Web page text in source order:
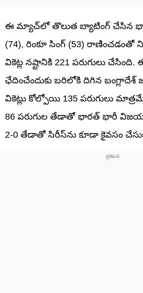
ఈ మ్యాచ్‌లో తొలుత బ్యాటింగ్ చేసిన
(74), రింకూ సింగ్ (53) రాణించడంతో
వికెట్ల నష్టానికి 221 పరుగులు చేసింది.
ఛేదించేందుకు బరిలోకి దిగిన బంగ్లాదేశ్
వికెట్లు కోల్పోయి 135 పరుగులు
86 పరుగుల తేడాతో భారత్ భారీ
2-0 తేడాతో సిరీస్‌ను కూడా కైవసం